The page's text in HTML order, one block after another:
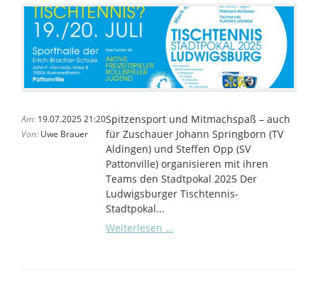
Am: 19.07.2025 21:20
Von:Uwe Brauer
Spitzensport und Mitmachspaß – auch
für Zuschauer Johann Springborn (TV
Aldingen) und Steffen Opp (SV
Pattonville) organisieren mit ihren
Teams den Stadtpokal 2025 Der
Ludwigsburger Tischtennis-
Stadtpokal...
Weiterlesen …